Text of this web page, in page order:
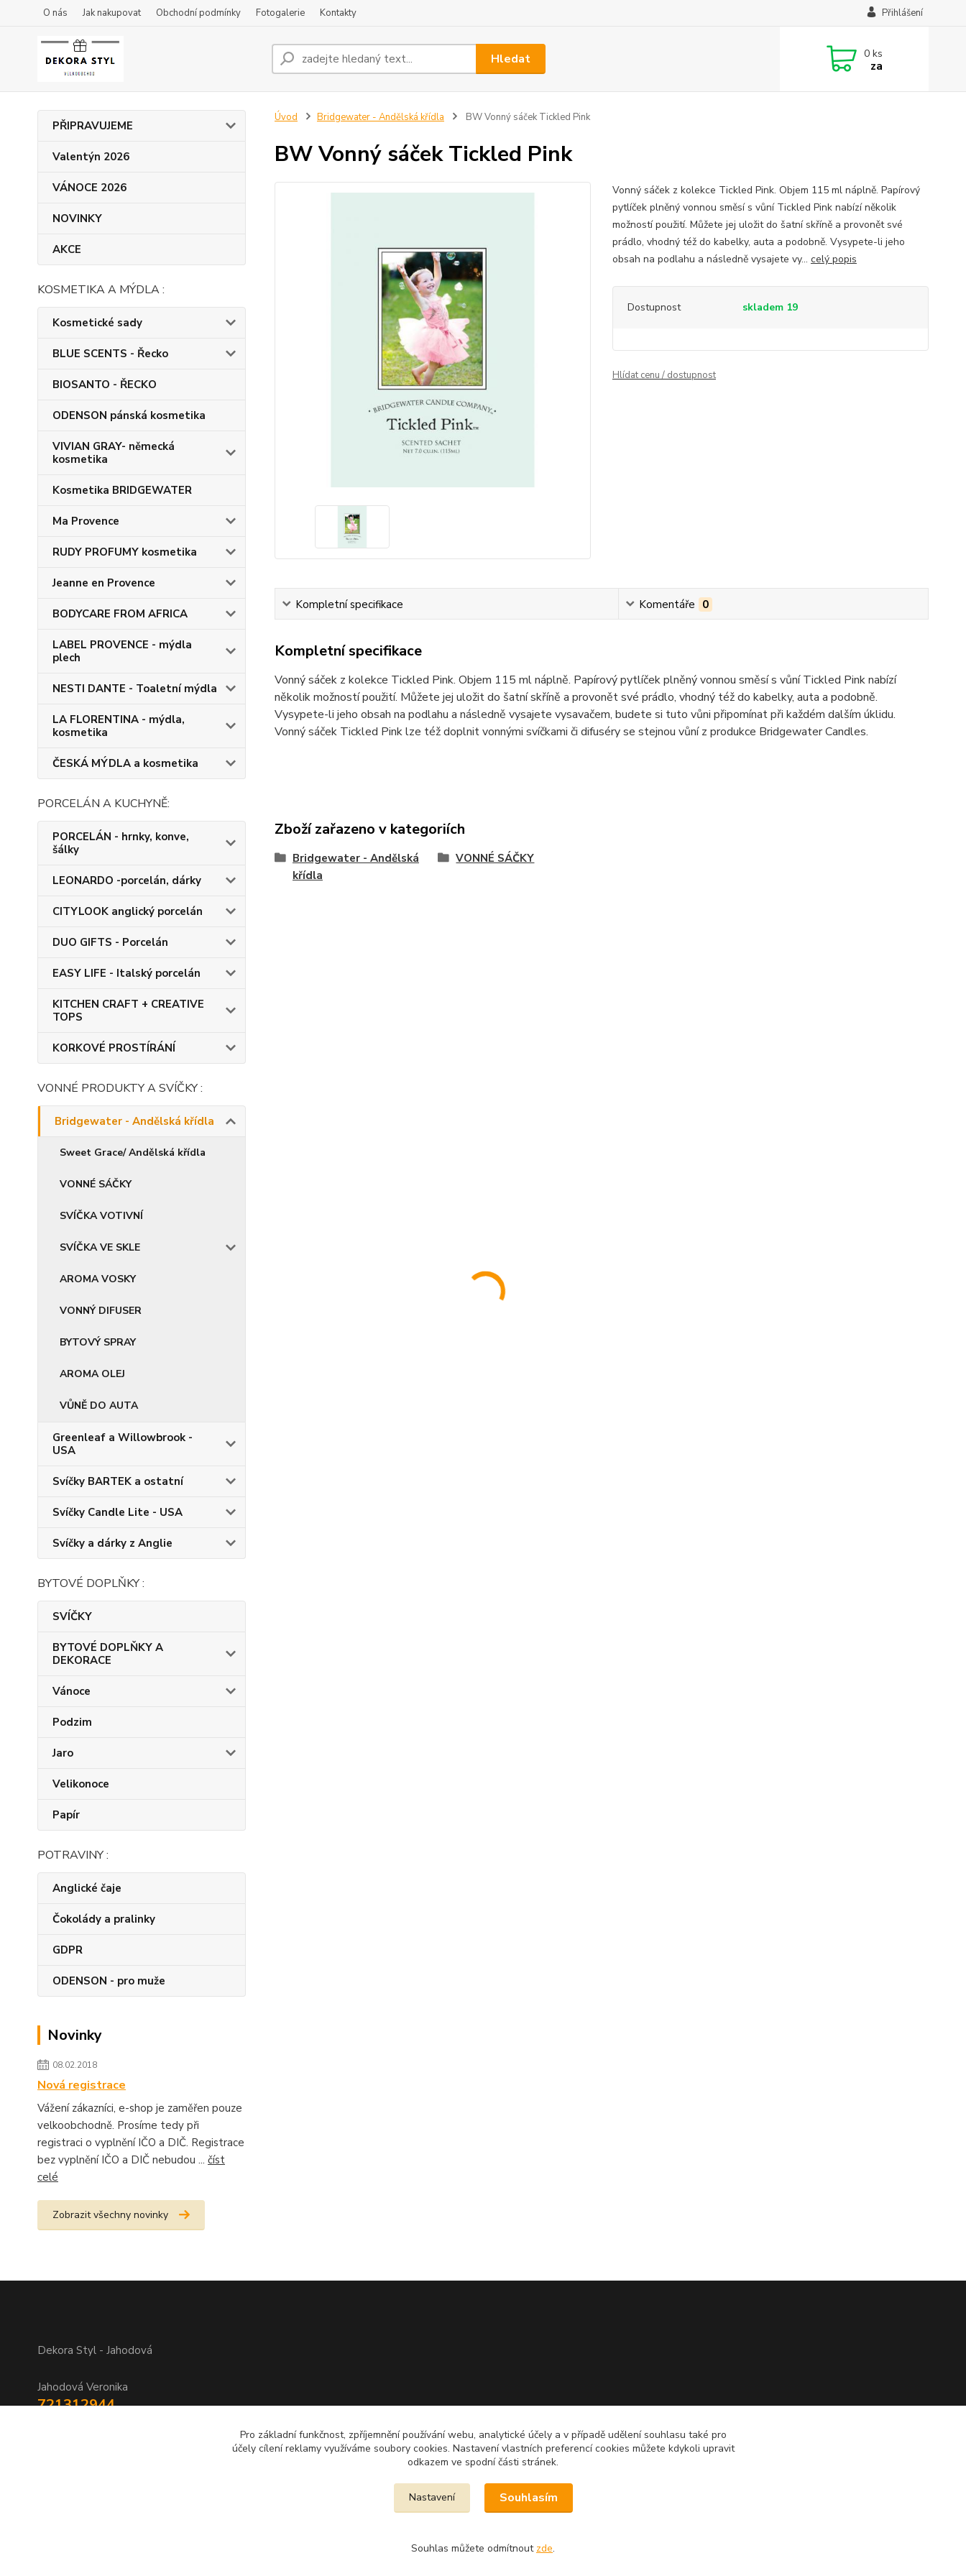
O nás Jak nakupovat Obchodní podmínky Fotogalerie Kontakty Přihlášení
Hledat 0 ks
za
PŘIPRAVUJEME
Valentýn 2026
VÁNOCE 2026
NOVINKY
AKCE
KOSMETIKA A MÝDLA :
Kosmetické sady
BLUE SCENTS - Řecko
BIOSANTO - ŘECKO
ODENSON pánská kosmetika
VIVIAN GRAY- německá
kosmetika
Kosmetika BRIDGEWATER
Ma Provence
RUDY PROFUMY kosmetika
Jeanne en Provence
BODYCARE FROM AFRICA
LABEL PROVENCE - mýdla
plech
NESTI DANTE - Toaletní mýdla
LA FLORENTINA - mýdla,
kosmetika
ČESKÁ MÝDLA a kosmetika
PORCELÁN A KUCHYNĚ:
PORCELÁN - hrnky, konve,
šálky
LEONARDO -porcelán, dárky
CITYLOOK anglický porcelán
DUO GIFTS - Porcelán
EASY LIFE - Italský porcelán
KITCHEN CRAFT + CREATIVE
TOPS
KORKOVÉ PROSTÍRÁNÍ
VONNÉ PRODUKTY A SVÍČKY :
Bridgewater - Andělská křídla
Sweet Grace/ Andělská křídla
VONNÉ SÁČKY
SVÍČKA VOTIVNÍ
SVÍČKA VE SKLE
AROMA VOSKY
VONNÝ DIFUSER
BYTOVÝ SPRAY
AROMA OLEJ
VŮNĚ DO AUTA
Greenleaf a Willowbrook -
USA
Svíčky BARTEK a ostatní
Svíčky Candle Lite - USA
Svíčky a dárky z Anglie
BYTOVÉ DOPLŇKY :
SVÍČKY
BYTOVÉ DOPLŇKY A
DEKORACE
Vánoce
Podzim
Jaro
Velikonoce
Papír
POTRAVINY :
Anglické čaje
Čokolády a pralinky
GDPR
ODENSON - pro muže
Novinky
08.02.2018
Nová registrace
Vážení zákazníci, e-shop je zaměřen pouze
velkoobchodně. Prosíme tedy při
registraci o vyplnění IČO a DIČ. Registrace
bez vyplnění IČO a DIČ nebudou ... číst
celé
Zobrazit všechny novinky
Úvod Bridgewater - Andělská křídla BW Vonný sáček Tickled Pink
BW Vonný sáček Tickled Pink
Vonný sáček z kolekce Tickled Pink. Objem 115 ml náplně. Papírový
pytlíček plněný vonnou směsí s vůní Tickled Pink nabízí několik
možností použití. Můžete jej uložit do šatní skříně a provonět své
prádlo, vhodný též do kabelky, auta a podobně. Vysypete-li jeho
obsah na podlahu a následně vysajete vy... celý popis
Dostupnost skladem 19
Hlídat cenu / dostupnost
Kompletní specifikace Komentáře 0
Kompletní specifikace
Vonný sáček z kolekce Tickled Pink. Objem 115 ml náplně. Papírový pytlíček plněný vonnou směsí s vůní Tickled Pink nabízí
několik možností použití. Můžete jej uložit do šatní skříně a provonět své prádlo, vhodný též do kabelky, auta a podobně.
Vysypete-li jeho obsah na podlahu a následně vysajete vysavačem, budete si tuto vůni připomínat při každém dalším úklidu.
Vonný sáček Tickled Pink lze též doplnit vonnými svíčkami či difuséry se stejnou vůní z produkce Bridgewater Candles.
Zboží zařazeno v kategoriích
Bridgewater - Andělská
křídla
VONNÉ SÁČKY
Dekora Styl - Jahodová
Jahodová Veronika
721312944
Pro základní funkčnost, zpříjemnění používání webu, analytické účely a v případě udělení souhlasu také pro
účely cílení reklamy využíváme soubory cookies. Nastavení vlastních preferencí cookies můžete kdykoli upravit
odkazem ve spodní části stránek.
Nastavení Souhlasím
Souhlas můžete odmítnout zde.